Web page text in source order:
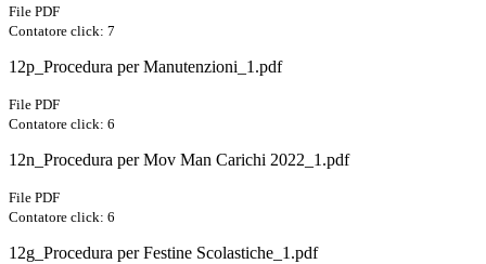
File PDF
Contatore click: 7
12p_Procedura per Manutenzioni_1.pdf
File PDF
Contatore click: 6
12n_Procedura per Mov Man Carichi 2022_1.pdf
File PDF
Contatore click: 6
12g_Procedura per Festine Scolastiche_1.pdf